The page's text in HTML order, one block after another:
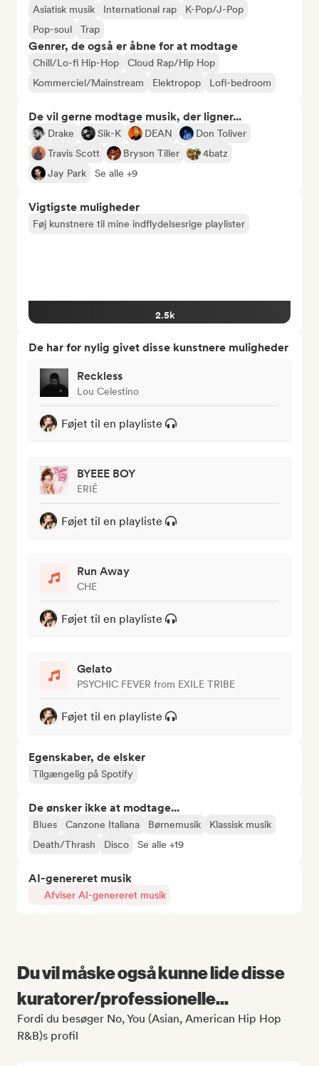
Asiatisk musik International rap
K-Pop/J-Pop
Pop-soul
Trap
Genrer, de også er åbne for at modtage
Chill/Lo-fi Hip-Hop
Cloud Rap/Hip Hop
Kommerciel/Mainstream
Elektropop Lofi-bedroom
De vil gerne modtage musik, der ligner...
Drake Sik-K DEAN
Don Toliver
Travis Scott
Bryson Tiller
4batz
Jay Park
Se alle +9
Vigtigste muligheder
Føj kunstnere til mine indflydelsesrige playlister
2.5k
De har for nylig givet disse kunstnere muligheder
Reckless
Lou Celestino
Føjet til en playliste
BYEEE BOY
ERIÉ
Føjet til en playliste
Run Away
CHE
Føjet til en playliste
Gelato
PSYCHIC FEVER from EXILE TRIBE
Føjet til en playliste
Egenskaber, de elsker
Tilgængelig på Spotify
De ønsker ikke at modtage...
Blues Canzone Italiana Børnemusik
Klassisk musik
Death/Thrash
Disco Se alle +19
AI-genereret musik
Afviser AI-genereret musik
Du vil måske også kunne lide disse
kuratorer/professionelle...
Fordi du besøger No, You (Asian, American Hip Hop
R&B)s profil